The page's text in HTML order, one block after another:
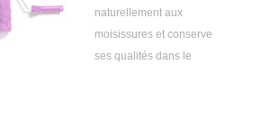
naturellement aux
moisissures et conserve
ses qualités dans le